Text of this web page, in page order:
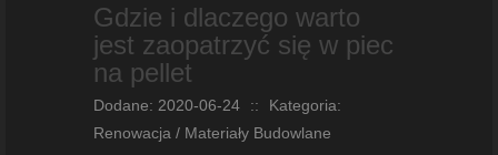
Gdzie i dlaczego warto
jest zaopatrzyć się w piec
na pellet
Dodane: 2020-06-24 ::
Kategoria:
Renowacja / Materiały Budowlane